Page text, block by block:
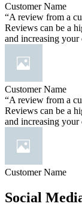
Customer Name
“A review from a
Reviews can be a
and increasing your
Customer Name
“A review from a
Reviews can be a
and increasing your
Customer Name
Social